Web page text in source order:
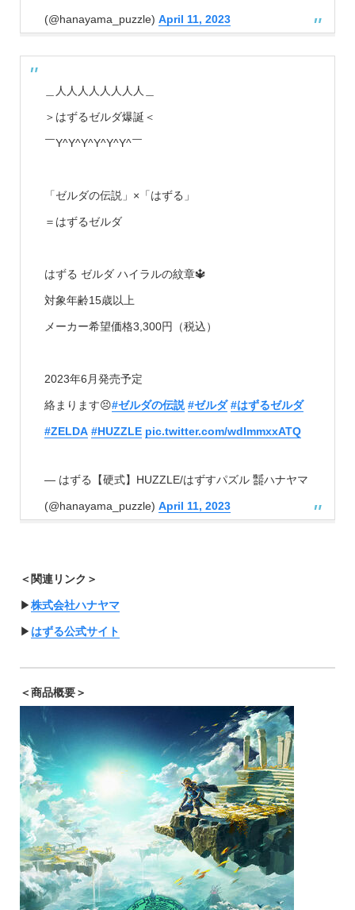
(@hanayama_puzzle) April 11, 2023
＿人人人人人人人人＿
＞はずるゼルダ爆誕＜
￣Y^Y^Y^Y^Y^Y^￣
「ゼルダの伝説」×「はずる」
＝はずるゼルダ
はずる ゼルダ ハイラルの紋章🔱
対象年齢15歳以上
メーカー希望価格3,300円（税込）
2023年6月発売予定
絡まります😣#ゼルダの伝説 #ゼルダ #はずるゼルダ
#ZELDA #HUZZLE pic.twitter.com/wdlmmxxATQ
— はずる【硬式】HUZZLE/はずすパズル ㍿ハナヤマ
(@hanayama_puzzle) April 11, 2023
＜関連リンク＞
▶︎株式会社ハナヤマ
▶︎ はずる公式サイト
＜商品概要＞